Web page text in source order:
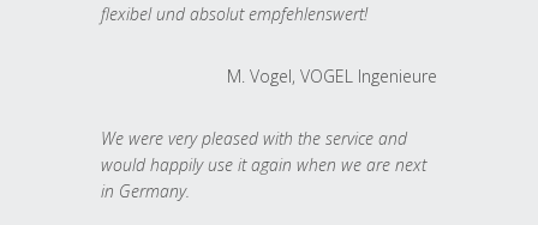
flexibel und absolut empfehlenswert!
M. Vogel, VOGEL Ingenieure
We were very pleased with the service and
would happily use it again when we are next
in Germany.